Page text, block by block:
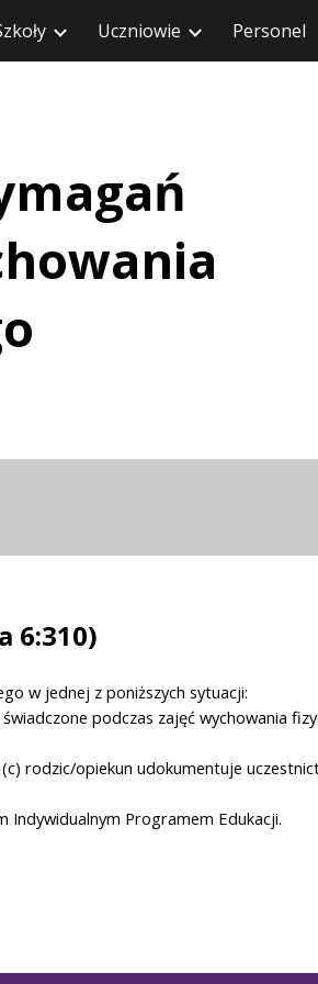
Przejdź do nawigacji
Uczniowie Personel
6:310)
w jednej z poniższych sytuacji:
podczas zajęć wychowania
rodzic/opiekun udokumentuje
Indywidualnym Programem Edukacji.